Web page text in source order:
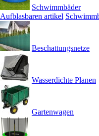
Schwimmbäder
Aufblasbaren artikel
Beschattungsnetze
Wasserdichte Planen
Gartenwagen